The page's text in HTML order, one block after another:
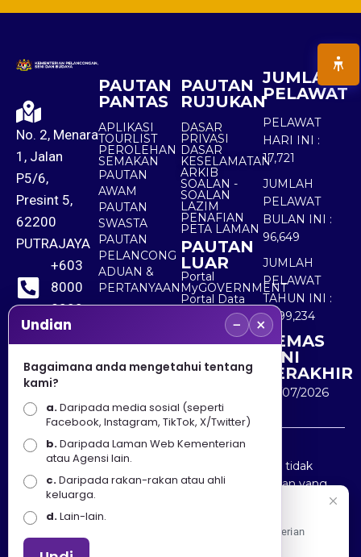
No. 2, Menara
1, Jalan
P5/6,
Presint 5,
62200
PUTRAJAYA
+603
8000
8000
+603
8891
7100
PAUTAN
PANTAS
APLIKASI
TOURLIST
PEROLEHAN
SEMAKAN
PAUTAN
AWAM
PAUTAN
SWASTA
PAUTAN
PELANCONG
ADUAN &
PERTANYAAN
PAUTAN
RUJUKAN
DASAR
PRIVASI
DASAR
KESELAMATAN
ARKIB
SOALAN -
SOALAN
LAZIM
PENAFIAN
PETA LAMAN
PAUTAN
LUAR
Portal
MyGOVERNMENT
Portal Data
Terbuka
Sektor Awam
JUMLAH
PELAWAT
PELAWAT
HARI INI :
17,721
JUMLAH
PELAWAT
BULAN INI :
96,649
JUMLAH
PELAWAT
TAHUN INI :
5,499,234
KEMAS
KINI
TERAKHIR
30/07/2026
Penafian : Kerajaan Malaysia dan Kementerian
Pelancongan Seni dan Budaya (MOTAC) adalah tidak
bertanggungjawab atas kehilangan atau kerugian yang
disebabkan oleh penggunaan mana-mana maklumat
yang diperolehi dari portal ini.
Undian − ×
Bagaimana anda mengetahui tentang
kami?
a.Daripada media sosial (seperti
Facebook, Instagram, TikTok, X/Twitter)
b.Daripada Laman Web Kementerian
atau Agensi lain.
c.Daripada rakan-rakan atau ahli
keluarga.
d.Lain-lain.
Apa Khabar! Selamat datang ke Portal Rasmi Kementerian
Pelancongan, Seni dan Budaya